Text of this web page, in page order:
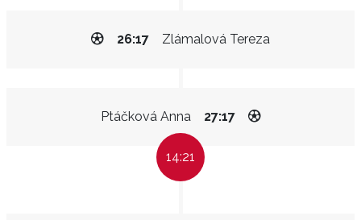
Zlámalová Tereza
26:17
Ptáčková Anna 27:17
14:21